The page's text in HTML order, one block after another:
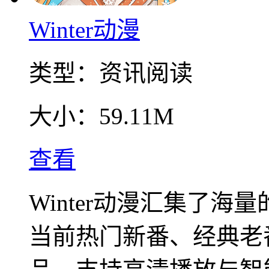
​Winter动漫
类型： 资讯阅读
大小： 59.11M
查看
Winter动漫汇集了海
当前热门新番、经典